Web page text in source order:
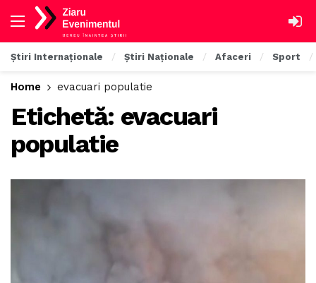
Știri Internaționale Știri Naționale Afaceri Sport
Home evacuari populatie
Etichetă: evacuari
populatie